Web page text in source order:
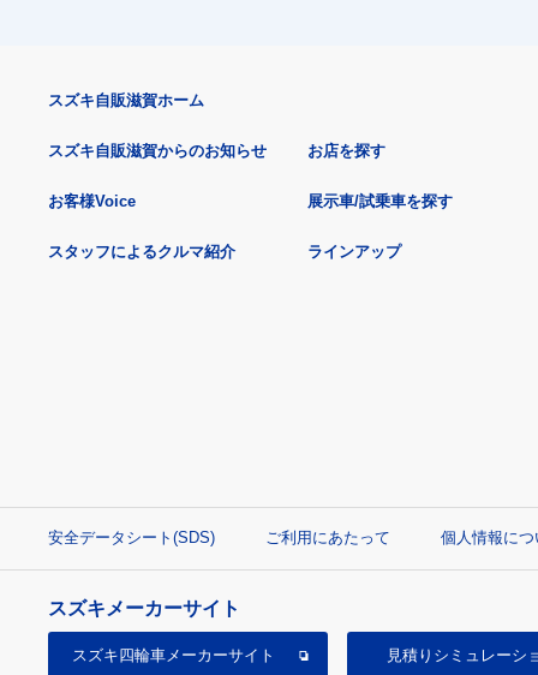
スズキ自販滋賀ホーム
スズキ自販滋賀からのお知らせ
お客様Voice
スタッフによるクルマ紹介
お店を探す
展示車/試乗車を探す
ラインアップ
安全データシート(SDS) ご利用にあたって 個人情報につ
スズキメーカーサイト
スズキ四輪車 メーカーサイト 見積り シミュレーシ